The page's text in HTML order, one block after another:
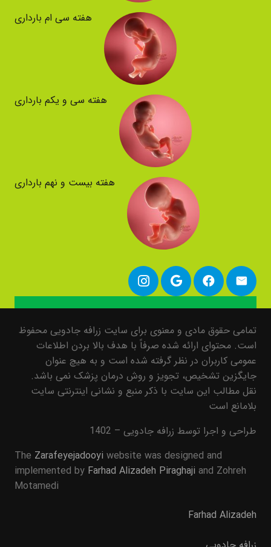
هفته سی ام بارداری
هفته سی و یکم بارداری
هفته بیست و نهم بارداری
تمامی حقوق مادی و معنوی برای سایت زرافه جادویی محفوظ
است. محتوای ارائه شده صرفاً با هدف بالا بردن اطلاعات
عمومی کاربران در نظر گرفته شده است و به هیچ عنوان
جایگزین تشخیص، تجویز و روش درمان پزشک نمی باشد.
نقل مطالب این سایت با ذکر منبع و نشانی اینترنتی سایت
بلامانع است
طراحی و اجرا توسط زرافه جادویی – 1402
The Zarafeyejadooyi website was designed and
implemented by Farhad Alizadeh Piraghaji and Zohreh
Motamedi
Farhad Alizadeh